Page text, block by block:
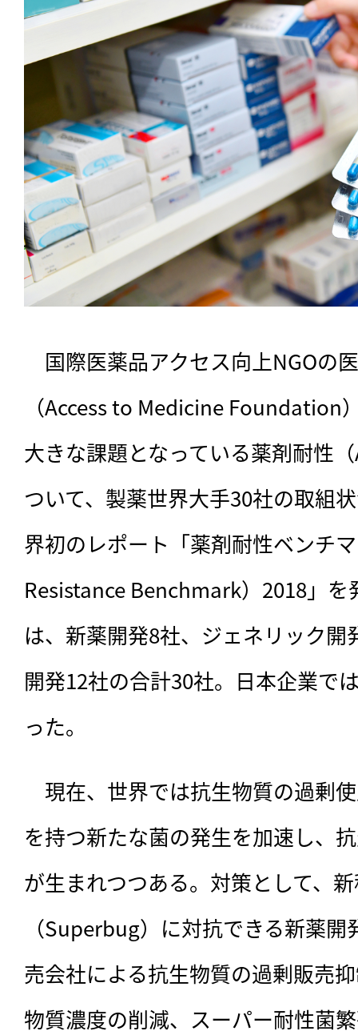
国際医薬品アクセス向上NGOの
（Access to Medicine Foundation
大きな課題となっている薬剤耐性
ついて、製薬世界大手30社の取組
界初のレポート「薬剤耐性ベンチ
Resistance Benchmark）2018」を
は、新薬開発8社、ジェネリック開
開発12社の合計30社。日本企業で
った。
現在、世界では抗生物質の過剰
を持つ新たな菌の発生を加速し、
が生まれつつある。対策として、
（Superbug）に対抗できる新薬
売会社による抗生物質の過剰販売
物質濃度の削減、スーパー耐性菌